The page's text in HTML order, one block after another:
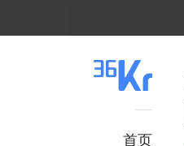
首页